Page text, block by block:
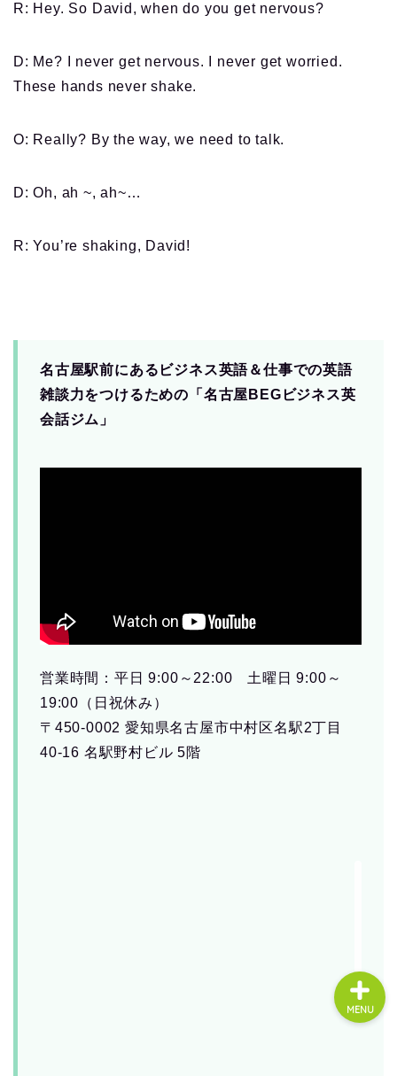
R: Hey. So David, when do you get nervous?
D: Me? I never get nervous. I never get worried.
These hands never shake.
O: Really? By the way, we need to talk.
D: Oh, ah ~, ah~…
R: You’re shaking, David!
名古屋駅前にあるビジネス英語＆仕事での英語
雑談力をつけるための「名古屋BEGビジネス英
会話ジム」
営業時間：平日 9:00～22:00 土曜日 9:00～
19:00（日祝休み）
〒450-0002 愛知県名古屋市中村区名駅2丁目
40-16 名駅野村ビル 5階
MENU